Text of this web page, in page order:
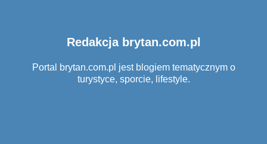
Redakcja brytan.com.pl
Portal brytan.com.pl jest blogiem tematycznym o
turystyce, sporcie, lifestyle.